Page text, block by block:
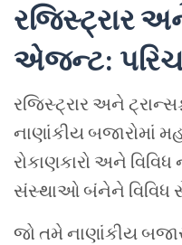
રજિસ્ટ્રાર
એજન્ટ:
રજિસ્ટ્રાર અને
નાણાંકીય બજારોમાં
રોકાણકારો અને
સંસ્થાઓ બંનેને વિવિધ
જો તમે નાણાંકીય